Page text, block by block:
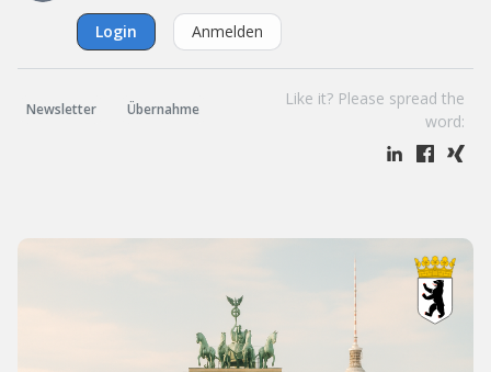
Login Anmelden
Newsletter Übernahme
Like it? Please spread the
word: